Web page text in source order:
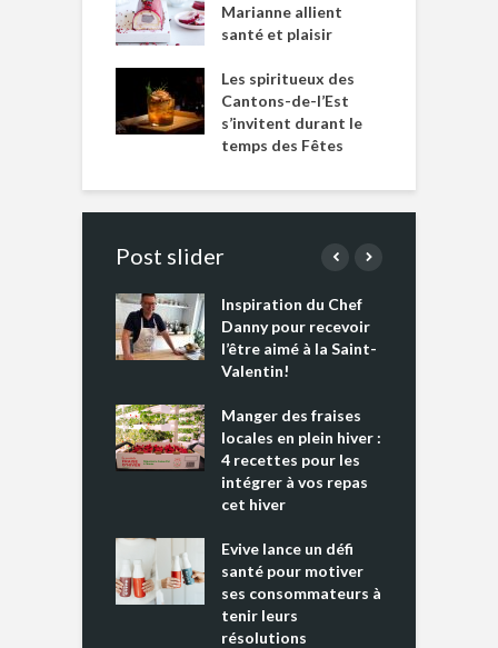
Marianne allient
santé et plaisir
Les spiritueux des
Cantons-de-l’Est
s’invitent durant le
temps des Fêtes
Post slider
Inspiration du Chef
Danny pour recevoir
l’être aimé à la Saint-
Valentin!
Manger des fraises
locales en plein hiver :
4 recettes pour les
intégrer à vos repas
cet hiver
Evive lance un défi
santé pour motiver
ses consommateurs à
tenir leurs
résolutions